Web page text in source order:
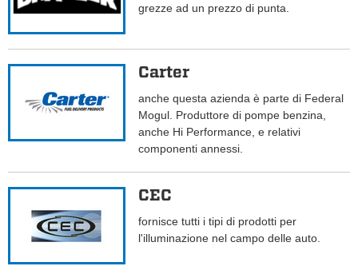
grezze ad un prezzo di punta.
Carter
anche questa azienda è parte di Federal
Mogul. Produttore di pompe benzina,
anche Hi Performance, e relativi
componenti annessi.
CEC
fornisce tutti i tipi di prodotti per
l'illuminazione nel campo delle auto.